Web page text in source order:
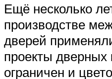
Ещё несколько
производстве
дверей
проекты дверных
ограничен и